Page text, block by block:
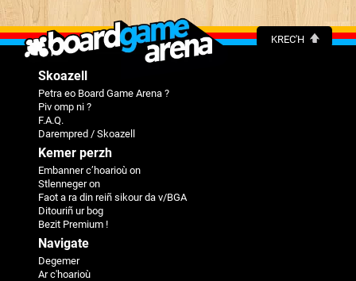
KREC'H
Skoazell
Petra eo Board Game Arena ?
Piv omp ni ?
F.A.Q.
Darempred / Skoazell
Kemer perzh
Embanner c’hoarioù on
Stlenneger on
Faot a ra din reiñ sikour da v/BGA
Ditouriñ ur bog
Bezit Premium !
Navigate
Degemer
Ar c'hoarioù